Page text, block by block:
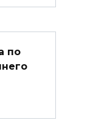
по